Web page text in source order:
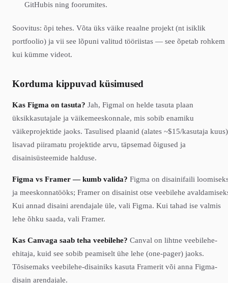
GitHubis ning foorumites.
Soovitus: õpi tehes. Võta üks väike reaalne projekt (nt isiklik
portfoolio) ja vii see lõpuni valitud tööriistas — see õpetab rohkem
kui kümme videot.
Korduma kippuvad küsimused
Kas Figma on tasuta? Jah, Figmal on helde tasuta plaan
üksikkasutajale ja väikemeeskonnale, mis sobib enamiku
väikeprojektide jaoks. Tasulised plaanid (alates ~$15/kasutaja kuus)
lisavad piiramatu projektide arvu, täpsemad õigused ja
disainisüsteemide halduse.
Figma vs Framer — kumb valida? Figma on disainifaili
ja meeskonnatööks; Framer on disainist otse veebilehe
Kui annad disaini arendajale üle, vali Figma. Kui tahad ise valmis
lehe õhku saada, vali Framer.
Kas Canvaga saab teha veebilehe? Canval on lihtne veebilehe-
ehitaja, kuid see sobib peamiselt ühe lehe (one-pager) jaoks.
Tõsisemaks veebilehe-disainiks kasuta Framerit või anna Figma-
disain arendajale.